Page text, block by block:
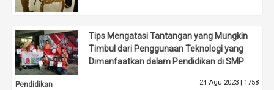
Tips Mengatasi Tantangan yang Mungkin
Timbul dari Penggunaan Teknologi yang
Dimanfaatkan dalam Pendidikan di SMP
Pendidikan 24 Agu 2023 | 1758